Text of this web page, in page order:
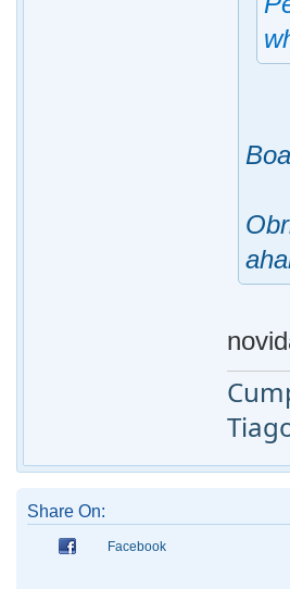
Share On:
Facebook